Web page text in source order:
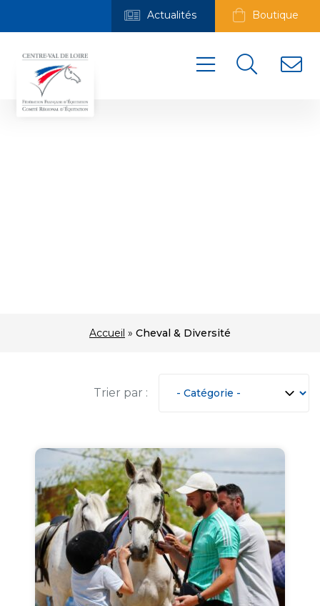
Actualités Boutique
Accueil » Cheval & Diversité
Trier par :